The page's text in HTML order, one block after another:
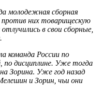
молодежная сборная
них товарищескую
в свои сборные,
команда России по
по дисциплине. Уже тогда
Зорина. Уже год назад
и Зорин, чьи они